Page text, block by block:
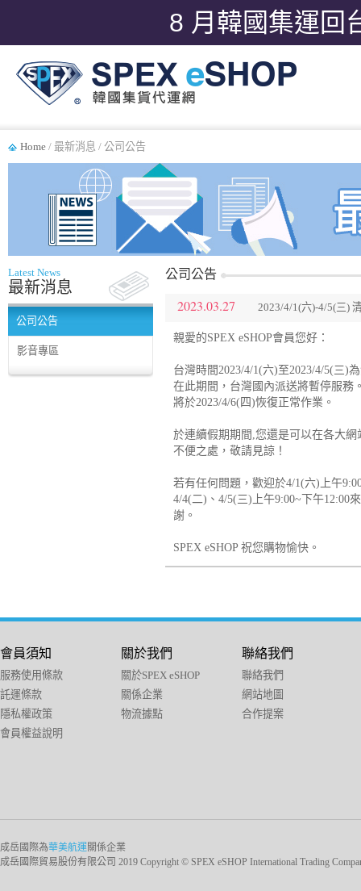
8 月韓國集運回
Home / 最新消息 / 公司公告
Latest News
最新消息
公司公告
影音專區
公司公告
2023.03.27 2023/4/1(六)-4/5(三)
親愛的SPEX eSHOP會員您好：
台灣時間2023/4/1(六)至2023/4/5(三)
在此期間，台灣國內派送將暫停服務
將於2023/4/6(四)恢復正常作業。
於連續假期期間,您還是可以在各大
不便之處，敬請見諒！
若有任何問題，歡迎於4/1(六)上午
4/4(二)、4/5(三)上午9:00~下午12:00
謝。
SPEX eSHOP 祝您購物愉快。
會員須知
服務使用條款
託運條款
隱私權政策
會員權益說明
關於我們
關於SPEX eSHOP
關係企業
物流據點
聯絡我們
聯絡我們
網站地圖
合作提案
成岳國際為華美航運關係企業
成岳國際貿易股份有限公司 2019 Copyright © SPEX eSHOP International Trading